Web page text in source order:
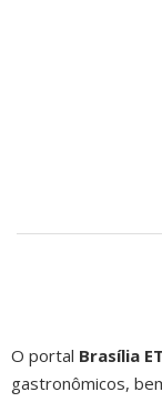
O portal Brasília
gastronômicos,